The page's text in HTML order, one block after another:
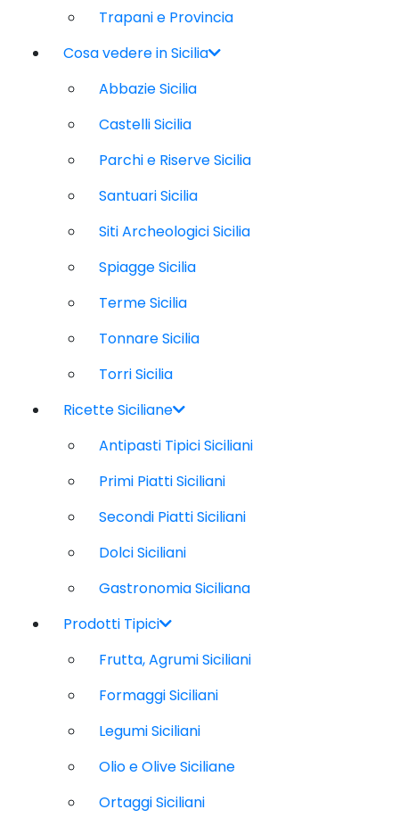
Trapani e Provincia
Cosa vedere in Sicilia
Abbazie Sicilia
Castelli Sicilia
Parchi e Riserve Sicilia
Santuari Sicilia
Siti Archeologici Sicilia
Spiagge Sicilia
Terme Sicilia
Tonnare Sicilia
Torri Sicilia
Ricette Siciliane
Antipasti Tipici Siciliani
Primi Piatti Siciliani
Secondi Piatti Siciliani
Dolci Siciliani
Gastronomia Siciliana
Prodotti Tipici
Frutta, Agrumi Siciliani
Formaggi Siciliani
Legumi Siciliani
Olio e Olive Siciliane
Ortaggi Siciliani